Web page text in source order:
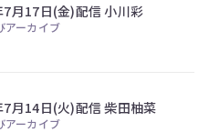
7月17日(金)配信 小川彩
アーカイブ
7月14日(火)配信 柴田柚菜
アーカイブ